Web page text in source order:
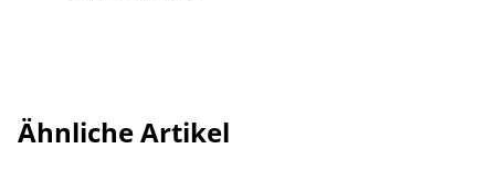
Ähnliche Artikel